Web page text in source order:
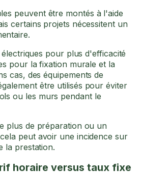
peuvent être montés à l'aide
certains projets nécessitent un
pour plus d'efficacité
pour la fixation murale et la
cas, des équipements de
être utilisés pour éviter
ou les murs pendant le
plus de préparation ou un
peut avoir une incidence sur
la prestation.
horaire versus taux fixe